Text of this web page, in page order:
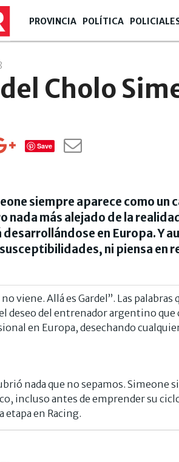
PROVINCIA POLÍTICA
Cholo
Save
siempre aparece como un
nada más alejado de la
en Europa. Y
ni piensa en
viene. Allá es Gardel”. Las
deseo del entrenador argentino
en Europa, desechando
nada que no sepamos. Simeone
incluso antes de emprender su
etapa en Racing.